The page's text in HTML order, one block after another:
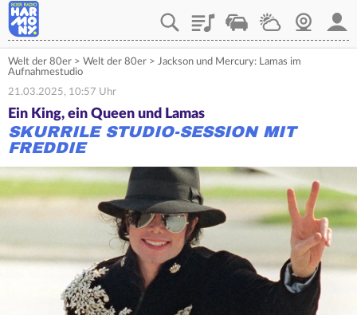
PlaylistVerkehrWetterWebcam
Welt der 80er > Welt der 80er > Jackson und Mercury: Lamas im
Aufnahmestudio
21.03.2025, 10:57 Uhr
Ein King, ein Queen und Lamas
SKURRILE STUDIO-SESSION MIT
FREDDIE